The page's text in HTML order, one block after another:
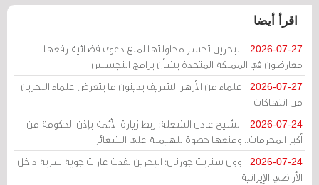
اقرأ أيضا
2026-07-27
البحرين تخسر محاولتها لمنع دعوى قضائية رفعها
معارضون في المملكة المتحدة بشأن برامج التجسس
2026-07-27
علماء من الأزهر الشريف يدينون ما يتعرض علماء البحرين
من انتهاكات
2026-07-24
الشيخ عادل الشعلة: ربط زيارة الأئمة بإذن الحكومة من
أكبر المحرمات.. ومنعها خطوة للهيمنة على الشعائر
2026-07-24
وول ستريت جورنال: البحرين نفذت غارات جوية سرية داخل
الأراضي الإيرانية